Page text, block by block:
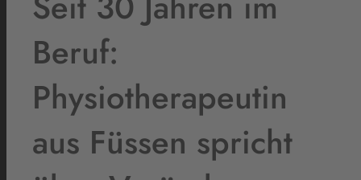
Beruf:
Physiotherapeutin
aus Füssen spricht